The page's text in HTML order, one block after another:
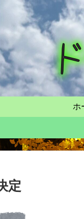
ホ
定